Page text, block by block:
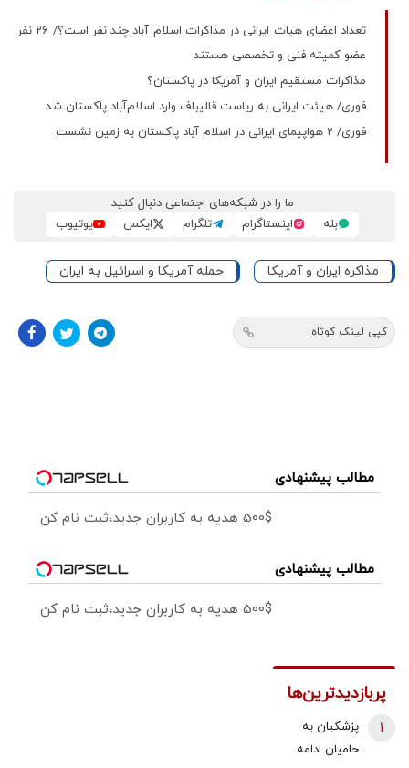
تعداد اعضای هیات ایرانی در مذاکرات اسلام آباد چند نفر است؟/ 26 نفر
عضو کمیته فنی و تخصصی هستند
مذاکرات مستقیم ایران و آمریکا در پاکستان؟
فوری/ هیئت ایرانی به ریاست قالیباف وارد اسلام‌آباد پاکستان شد
فوری/ 2 هواپیمای ایرانی در اسلام آباد پاکستان به زمین نشست
ما را در شبکه‌های اجتماعی دنبال کنید
بله
اینستاگرام تلگرام ایکس یوتیوب
مذاکره ایران و آمریکا حمله آمریکا و اسرائیل به ایران
کپی لینک کوتاه
مطالب پیشنهادی
500$ هدیه به کاربران جدید،ثبت نام کن
مطالب پیشنهادی
500$ هدیه به کاربران جدید،ثبت نام کن
پربازدیدترین‌ها
پزشکیان به
حامیان ادامه
1